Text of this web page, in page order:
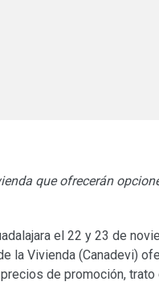
que ofrecerán
el 22 y 23 de
la Vivienda (Canadevi)
de promoción, trato